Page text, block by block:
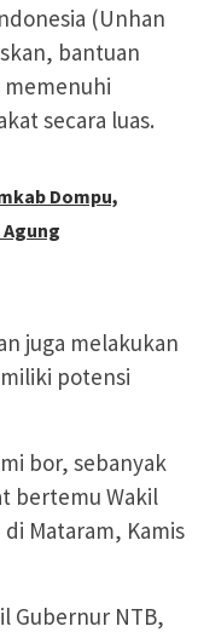
(Unhan
bantuan
memenuhi
secara luas.
Dompu,
Agung
juga melakukan
potensi
bor, sebanyak
bertemu Wakil
Mataram, Kamis
Gubernur NTB,